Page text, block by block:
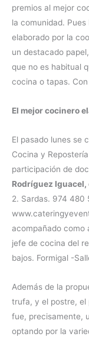
premios al mejor
la comunidad.
elaborado por la
un destacado
que no es habitual
cocina o tapas. Con
El mejor cocinero
El pasado lunes se
Cocina y
participación de
Rodríguez
2. Sardas. 974 480
acompañado como
jefe de cocina del
bajos. Formigal -
Además de la
trufa, y el postre, el
fue, precisamente,
optando por la